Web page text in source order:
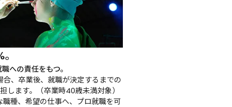
への責任をもつ。
、卒業後、就職が決定するまでの
します。（卒業時40歳未満対象）
種、希望の仕事へ、プロ就職を可